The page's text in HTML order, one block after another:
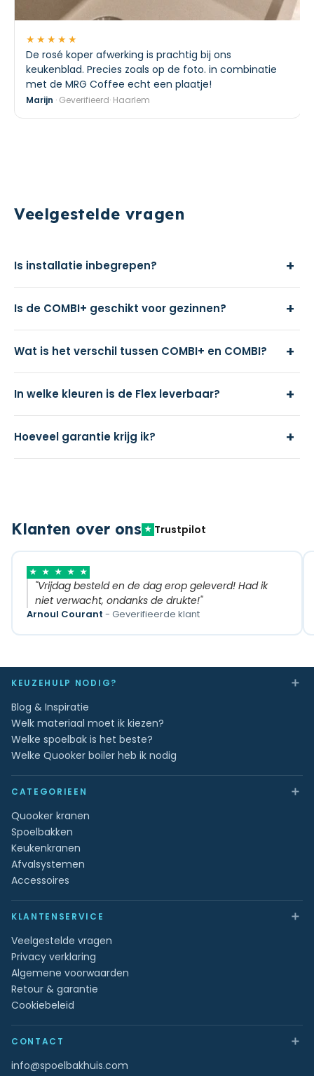
★★★★★
De rosé koper afwerking is prachtig bij ons
keukenblad. Precies zoals op de foto. in combinatie
met de MRG Coffee echt een plaatje!
Marijn · Geverifieerd· Haarlem
Veelgestelde vragen
Is installatie inbegrepen? +
Is de COMBI+ geschikt voor gezinnen? +
Wat is het verschil tussen COMBI+ en COMBI? +
In welke kleuren is de Flex leverbaar? +
Hoeveel garantie krijg ik? +
Klanten over ons ★ Trustpilot
★ ★ ★ ★ ★
"Vrijdag besteld en de dag erop geleverd! Had ik
niet verwacht, ondanks de drukte!"
Arnoul Courant - Geverifieerde klant
KEUZEHULP NODIG? ＋
Blog & Inspiratie
Welk materiaal moet ik kiezen?
Welke spoelbak is het beste?
Welke Quooker boiler heb ik nodig
CATEGORIEEN ＋
Quooker kranen
Spoelbakken
Keukenkranen
Afvalsystemen
Accessoires
KLANTENSERVICE ＋
Veelgestelde vragen
Privacy verklaring
Algemene voorwaarden
Retour & garantie
Cookiebeleid
CONTACT ＋
info@spoelbakhuis.com